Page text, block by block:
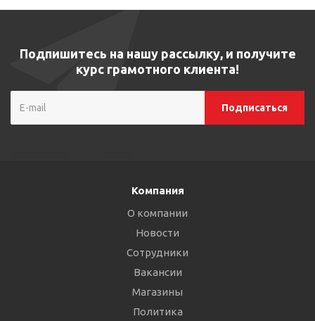
Подпишитесь на нашу рассылку, и получите
курс грамотного клиента!
Компания
О компании
Новости
Сотрудники
Вакансии
Магазины
Политика